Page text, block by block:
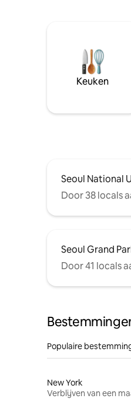
Keuken
Seoul National
Door 38 locals
Seoul Grand
Door 41 locals
Populaire
New York
Verblijven van een